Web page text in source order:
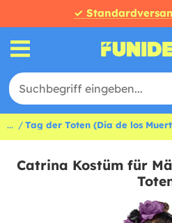
✓
... Tag der Toten (Dia de los
Catrina Kostüm für